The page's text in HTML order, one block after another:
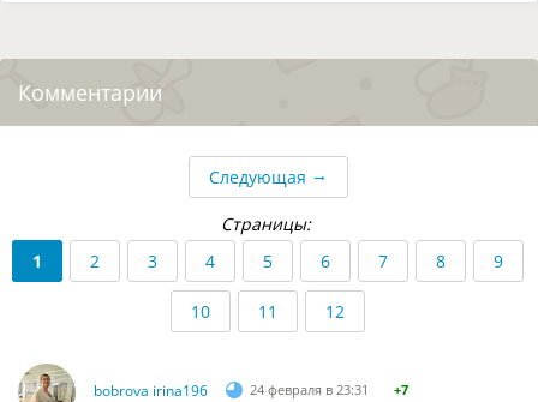
Комментарии
Следующая →
Страницы:
1
2 3 4 5 6 7 8 9
10 11 12
bobrova irina196 24 февраля в 23:31 +7